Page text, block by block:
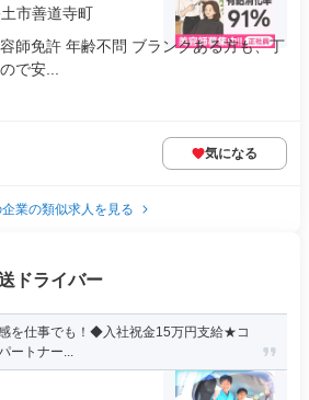
市善道寺町
師免許 年齢不問 ブランクある方も、丁
で安...
気になる
企業の類似求人を見る
ドライバー
を仕事でも！◆入社祝金15万円支給★コ
ートナー...